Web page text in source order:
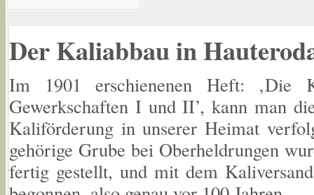
Der Kaliabbau in
Im 1901 erschienenen Heft: ‚Die
Gewerkschaften I und II’, kann man
Kaliförderung in unserer Heimat
gehörige Grube bei Oberheldrungen
fertig gestellt, und mit dem